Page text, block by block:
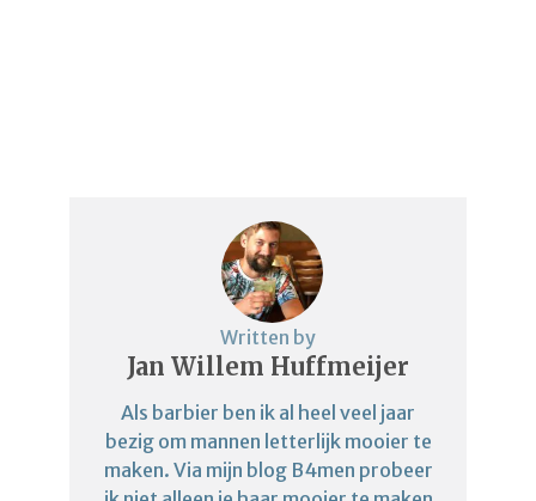
Written by
Jan Willem Huffmeijer
Als barbier ben ik al heel veel jaar
bezig om mannen letterlijk mooier te
maken. Via mijn blog B4men probeer